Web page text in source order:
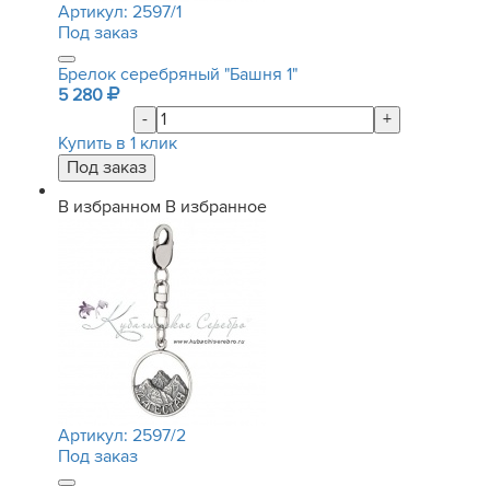
Артикул: 2597/1
Под заказ
Брелок серебряный "Башня 1"
5 280
-
+
Купить в 1 клик
В избранном В избранное
Артикул: 2597/2
Под заказ